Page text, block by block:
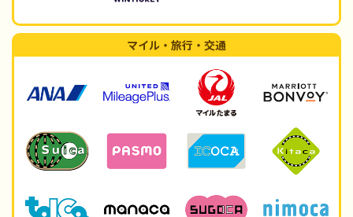
マイル・旅行・交通